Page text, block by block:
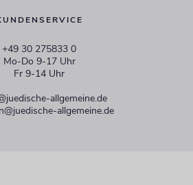
+49 30 275833 0
Mo-Do 9-17 Uhr
Fr 9-14 Uhr
allgemeine.de
allgemeine.de